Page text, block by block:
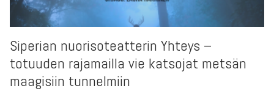
Siperian nuorisoteatterin Yhteys –
totuuden rajamailla vie katsojat metsän
maagisiin tunnelmiin